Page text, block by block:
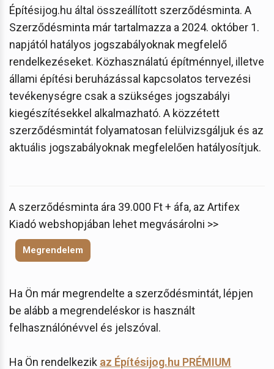
Építésijog.hu által összeállított szerződésminta. A
Szerződésminta már tartalmazza a 2024. október 1.
napjától hatályos jogszabályoknak megfelelő
rendelkezéseket. Közhasználatú építménnyel, illetve
állami építési beruházással kapcsolatos tervezési
tevékenységre csak a szükséges jogszabályi
kiegészítésekkel alkalmazható. A közzétett
szerződésmintát folyamatosan felülvizsgáljuk és az
aktuális jogszabályoknak megfelelően hatályosítjuk.
A szerződésminta ára 39.000 Ft + áfa, az Artifex
Kiadó webshopjában lehet megvásárolni >>
Megrendelem
Ha Ön már megrendelte a szerződésmintát, lépjen
be alább a megrendeléskor is használt
felhasználónévvel és jelszóval.
Ha Ön rendelkezik az Építésijog.hu PRÉMIUM